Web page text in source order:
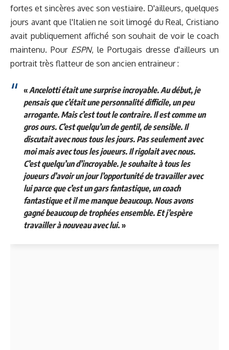
fortes et sincères avec son vestiaire. D'ailleurs, quelques
jours avant que l'Italien ne soit limogé du Real, Cristiano
avait publiquement affiché son souhait de voir le coach
maintenu. Pour ESPN, le Portugais dresse d'ailleurs un
portrait très flatteur de son ancien entraineur :
«Ancelotti était une surprise incroyable. Au début, je
pensais que c’était une personnalité difficile, un peu
arrogante. Mais c’est tout le contraire. Il est comme un
gros ours. C’est quelqu’un de gentil, de sensible. Il
discutait avec nous tous les jours. Pas seulement avec
moi mais avec tous les joueurs. Il rigolait avec nous.
C’est quelqu’un d’incroyable. Je souhaite à tous les
joueurs d’avoir un jour l’opportunité de travailler avec
lui parce que c’est un gars fantastique, un coach
fantastique et il me manque beaucoup. Nous avons
gagné beaucoup de trophées ensemble. Et j’espère
travailler à nouveau avec lui. »